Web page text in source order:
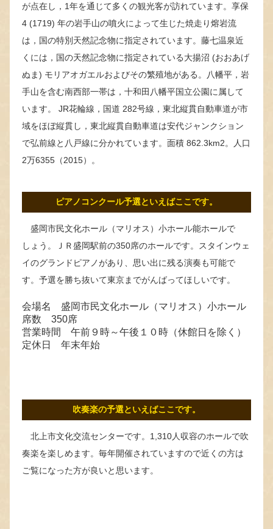
が点在し，1年を通じて多くの観光客が訪れています。享保
4 (1719) 年の岩手山の噴火によって生じた焼走り熔岩流
は，国の特別天然記念物に指定されています。藤七温泉近
くには，国の天然記念物に指定されている大揚沼 (おおあげ
ぬま) モリアオガエルおよびその繁殖地がある。八幡平，岩
手山を含む南西部一帯は，十和田八幡平国立公園に属して
います。 JR花輪線，国道 282号線，東北縦貫自動車道が市
域をほぼ縦貫し，東北縦貫自動車道は安代ジャンクション
で弘前線と八戸線に分かれています。面積 862.3km2。人口
2万6355（2015）。
ピアノコンクール予選といえばここです。
盛岡市民文化ホール（マリオス）小ホール能ホールで
しょう。ＪＲ盛岡駅前の350席のホールです。スタインウェ
イのグランドピアノがあり、思い出に残る演奏も可能で
す。予選を勝ち抜いて東京までがんばってほしいです。
会場名 盛岡市民文化ホール（マリオス）小ホール
席数 350席
営業時間 午前９時～午後１０時（休館日を除く）
定休日 年末年始
吹奏楽の予選といえばここです。
北上市文化交流センターです。1,310人収容のホールで吹
奏楽を楽しめます。毎年開催されていますので近くの方は
ご覧になった方が良いと思います。